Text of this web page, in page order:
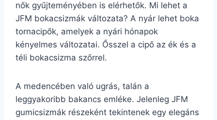
nők gyűjteményében is elérhetők. Mi lehet a
JFM bokacsizmák változata? A nyár lehet boka
tornacipők, amelyek a nyári hónapok
kényelmes változatai. Ősszel a cipő az ék és a
téli bokacsizma szőrrel.
A medencében való ugrás, talán a
leggyakoribb bakancs emléke. Jelenleg JFM
gumicsizmák részeként tekintenek egy elegáns